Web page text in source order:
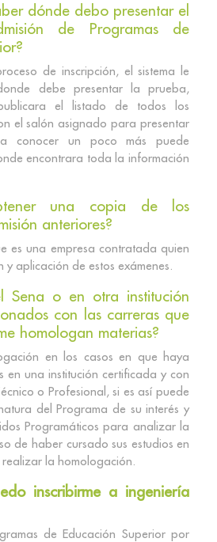
dónde debo presentar el
de Programas de
de inscripción, el sistema le
debe presentar la prueba,
el listado de todos los
el salón asignado para presentar
conocer un poco más puede
encontrara toda la información
una copia de los
anteriores?
es una empresa contratada quien
aplicación de estos exámenes.
Sena o en otra institución
con las carreras que
homologan materias?
en los casos en que haya
en una institución certificada y con
o Profesional, si es así puede
del Programa de su interés y
Programáticos para analizar la
de haber cursado sus estudios en
realizar la homologación.
inscribirme a ingeniería
de Educación Superior por